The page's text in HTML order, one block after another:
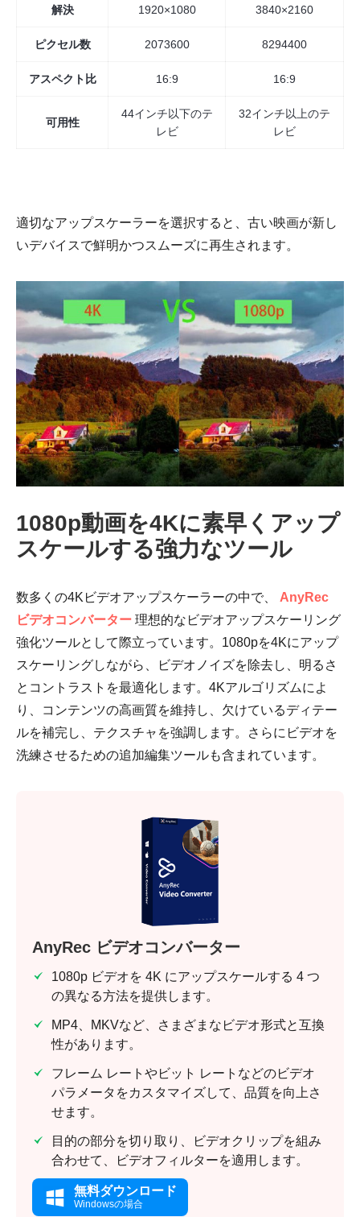
解決 1920×1080 3840×2160
ピクセル数 2073600 8294400
アスペクト比 16:9 16:9
可用性
44インチ以下のテ
レビ
32インチ以上のテ
レビ
適切なアップスケーラーを選択すると、古い映画が新し
いデバイスで鮮明かつスムーズに再生されます。
1080p動画を4Kに素早くアップ
スケールする強力なツール
数多くの4Kビデオアップスケーラーの中で、 AnyRec
ビデオコンバーター 理想的なビデオアップスケーリング
強化ツールとして際立っています。1080pを4Kにアップ
スケーリングしながら、ビデオノイズを除去し、明るさ
とコントラストを最適化します。4Kアルゴリズムによ
り、コンテンツの高画質を維持し、欠けているディテー
ルを補完し、テクスチャを強調します。さらにビデオを
洗練させるための追加編集ツールも含まれています。
AnyRec ビデオコンバーター
1080p ビデオを 4K にアップスケールする 4 つ
の異なる方法を提供します。
MP4、MKVなど、さまざまなビデオ形式と互換
性があります。
フレーム レートやビット レートなどのビデオ
パラメータをカスタマイズして、品質を向上さ
せます。
目的の部分を切り取り、ビデオクリップを組み
合わせて、ビデオフィルターを適用します。
無料ダウンロード
Windowsの場合